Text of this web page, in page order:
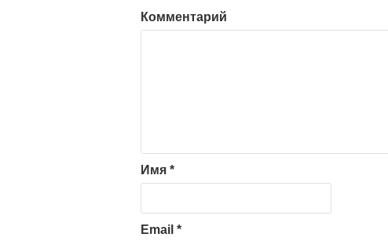
Комментарий
Имя *
Email *